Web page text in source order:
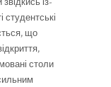
із-
студентські
що
столи